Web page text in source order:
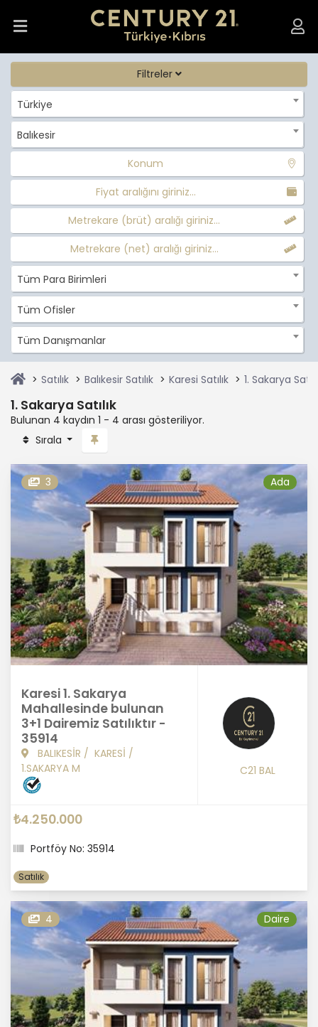
Filtreler
Türkiye
Balıkesir
Konum
Fiyat aralığını giriniz...
Metrekare (brüt) aralığı giriniz...
Metrekare (net) aralığı giriniz...
Tüm Para Birimleri
Tüm Ofisler
Tüm Danışmanlar
Satılık Balıkesir Satılık Karesi Satılık 1. Sakarya
1. Sakarya Satılık
Bulunan 4 kaydın 1 - 4 arası gösteriliyor.
Sırala
3 Ada
Karesi 1. Sakarya
Mahallesinde bulunan
3+1 Dairemiz Satılıktır -
35914
BALIKESİR / KARESİ /
1.SAKARYA M
C21 BAL
₺4.250.000
Portföy No: 35914
Satılık
4 Daire